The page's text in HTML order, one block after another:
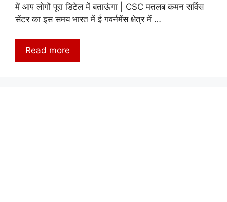
में आप लोगों पूरा डिटेल में बताऊंगा | CSC मतलब कमन सर्विस
सेंटर का इस समय भारत में ई गवर्नमेंस क्षेत्र में …
Read more